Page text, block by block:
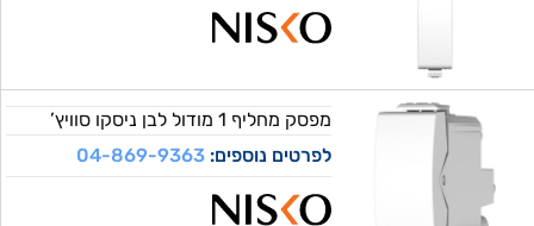
מפסק מחליף 1 מודול לבן ניסקו סוויץ’
לפרטים נוספים:04-869-9363